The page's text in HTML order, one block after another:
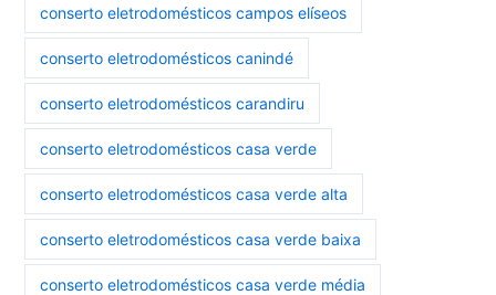
conserto eletrodomésticos campos elíseos
conserto eletrodomésticos canindé
conserto eletrodomésticos carandiru
conserto eletrodomésticos casa verde
conserto eletrodomésticos casa verde alta
conserto eletrodomésticos casa verde baixa
conserto eletrodomésticos casa verde média